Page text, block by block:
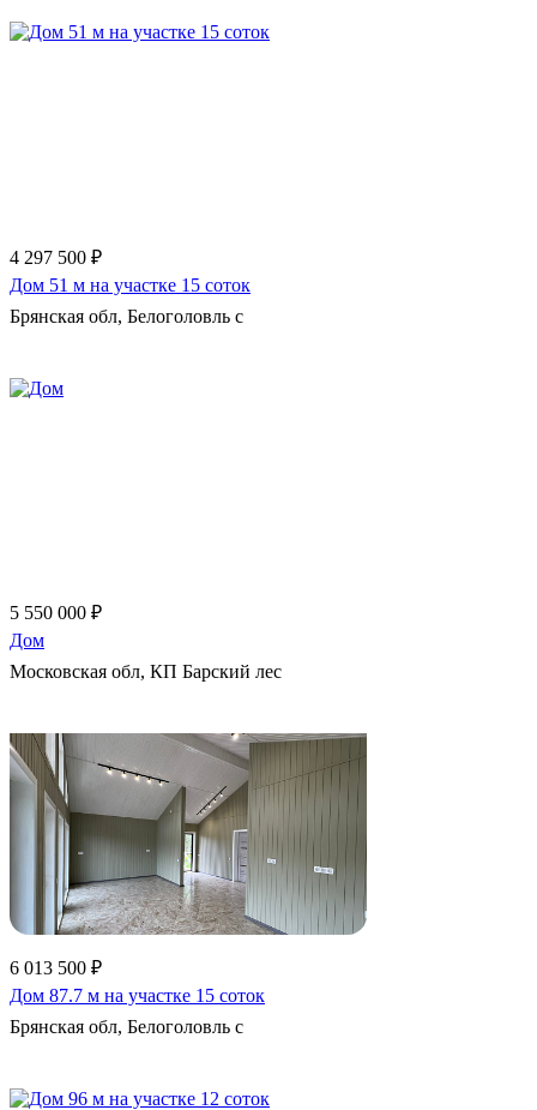
Еще 285 фото
4 297 500 ₽
Дом 51 м на участке 15 соток
Брянская обл, Белоголовль с
5 550 000 ₽
Дом
Московская обл, КП Барский лес
6 013 500 ₽
Дом 87.7 м на участке 15 соток
Брянская обл, Белоголовль с